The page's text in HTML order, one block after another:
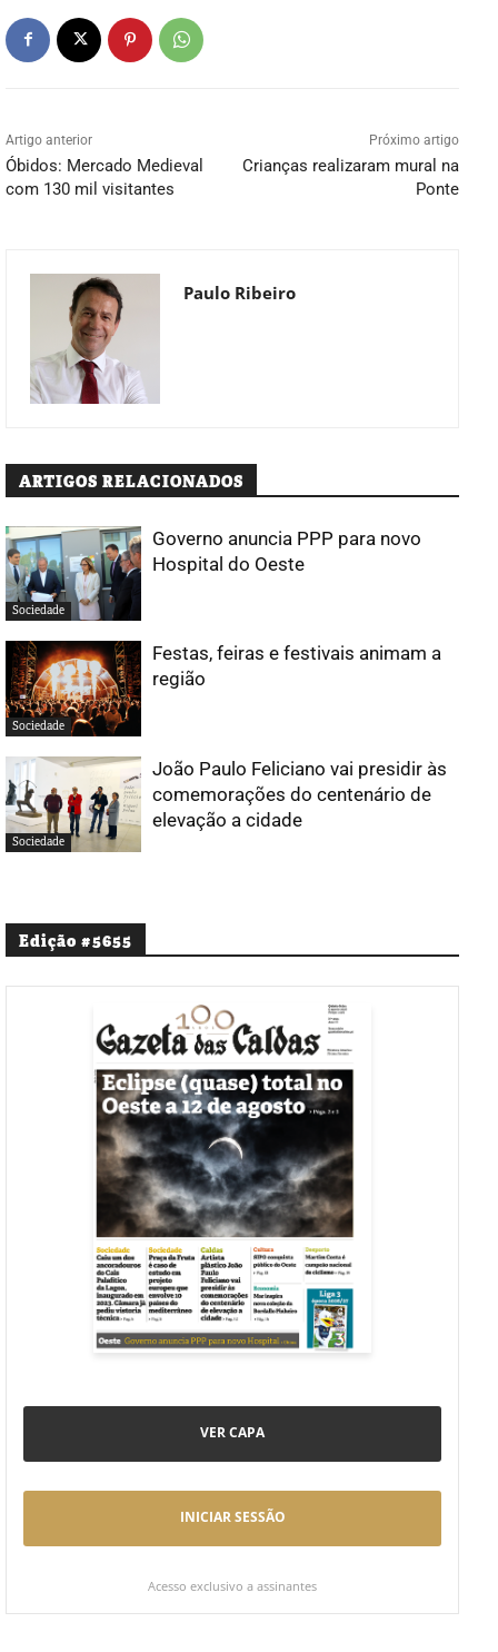
Artigo anterior
Óbidos: Mercado Medieval
com 130 mil visitantes
Próximo artigo
Crianças realizaram mural na
Ponte
Paulo Ribeiro
ARTIGOS RELACIONADOS
Sociedade
Governo anuncia PPP para novo
Hospital do Oeste
Sociedade
Festas, feiras e festivais animam a
região
Sociedade
João Paulo Feliciano vai presidir às
comemorações do centenário de
elevação a cidade
Edição #5655
VER CAPA
INICIAR SESSÃO
Acesso exclusivo a assinantes